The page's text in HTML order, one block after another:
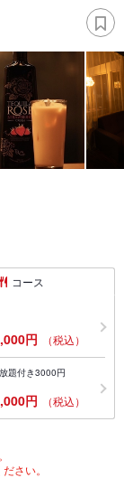
コース
円 （税込）
題付き3000円
円 （税込）
さい。